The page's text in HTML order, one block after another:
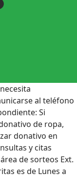
al teléfono
Si
de ropa,
donativo en
y citas
de sorteos Ext.
es de Lunes a